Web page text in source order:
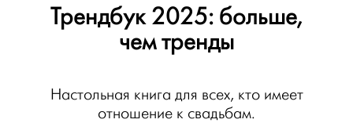
Трендбук 2025: больше,
чем тренды
Настольная книга для всех, кто имеет
отношение к свадьбам.